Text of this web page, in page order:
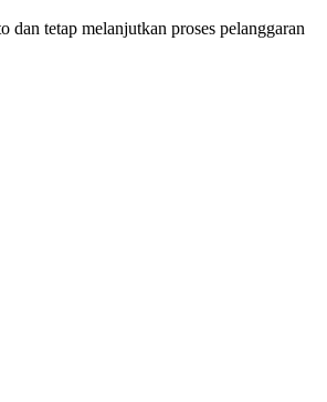
tetap melanjutkan proses pelanggaran